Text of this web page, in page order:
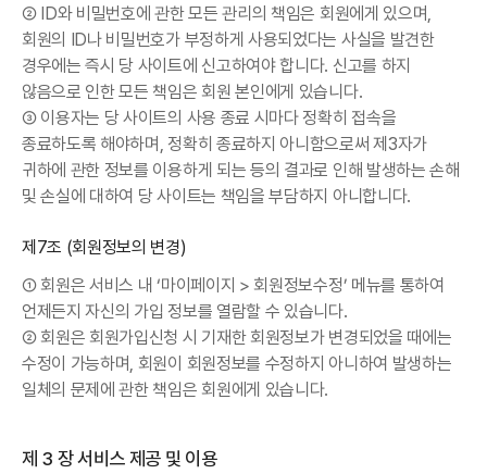
② ID와 비밀번호에 관한 모든 관리의 책임은 회원에게 있으며,
회원의 ID나 비밀번호가 부정하게 사용되었다는 사실을 발견한
경우에는 즉시 당 사이트에 신고하여야 합니다. 신고를 하지
않음으로 인한 모든 책임은 회원 본인에게 있습니다.
③ 이용자는 당 사이트의 사용 종료 시마다 정확히 접속을
종료하도록 해야하며, 정확히 종료하지 아니함으로써 제3자가
귀하에 관한 정보를 이용하게 되는 등의 결과로 인해 발생하는 손해
및 손실에 대하여 당 사이트는 책임을 부담하지 아니합니다.
제7조 (회원정보의 변경)
① 회원은 서비스 내 ‘마이페이지 > 회원정보수정’ 메뉴를 통하여
언제든지 자신의 가입 정보를 열람할 수 있습니다.
② 회원은 회원가입신청 시 기재한 회원정보가 변경되었을 때에는
수정이 가능하며, 회원이 회원정보를 수정하지 아니하여 발생하는
일체의 문제에 관한 책임은 회원에게 있습니다.
제 3 장 서비스 제공 및 이용